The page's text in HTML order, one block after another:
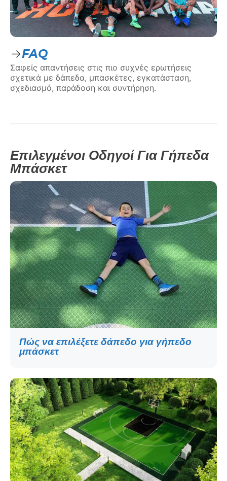
FAQ
Σαφείς απαντήσεις στις πιο συχνές ερωτήσεις
σχετικά με δάπεδα, μπασκέτες, εγκατάσταση,
σχεδιασμό, παράδοση και συντήρηση.
Επιλεγμένοι Οδηγοί Για Γήπεδα
Μπάσκετ
Πώς να επιλέξετε δάπεδο για γήπεδο
μπάσκετ